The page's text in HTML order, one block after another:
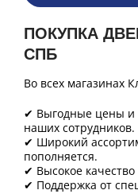
ПОКУПКА
СПБ
Во всех магазинах
✔ Выгодные цены и
наших сотрудников.
✔ Широкий
пополняется.
✔ Высокое
✔ Поддержка от